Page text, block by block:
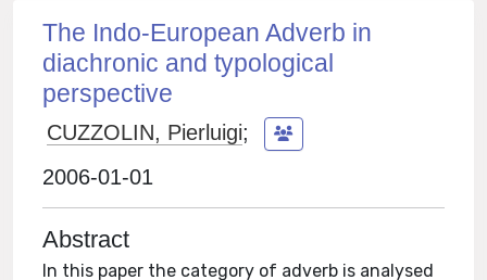
The Indo-European Adverb in
diachronic and typological
perspective
CUZZOLIN, Pierluigi;
2006-01-01
Abstract
In this paper the category of adverb is analysed